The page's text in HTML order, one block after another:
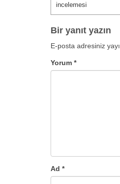
incelemesi
Bir yanıt yazın
E-posta adresiniz
Yorum *
Ad *